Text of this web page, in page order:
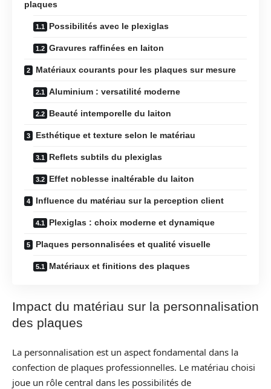
plaques
Possibilités avec le plexiglas
Gravures raffinées en laiton
Matériaux courants pour les plaques sur mesure
Aluminium : versatilité moderne
Beauté intemporelle du laiton
Esthétique et texture selon le matériau
Reflets subtils du plexiglas
Effet noblesse inaltérable du laiton
Influence du matériau sur la perception client
Plexiglas : choix moderne et dynamique
Plaques personnalisées et qualité visuelle
Matériaux et finitions des plaques
Impact du matériau sur la personnalisation
des plaques
La personnalisation est un aspect fondamental dans la
confection de plaques professionnelles. Le matériau choisi
joue un rôle central dans les possibilités de